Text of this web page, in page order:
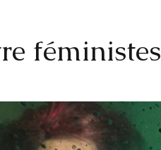
féministes